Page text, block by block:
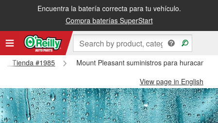
Encuentra la batería correcta para tu vehículo.
Compra baterías SuperStart
Tienda #1985
Mount Pleasant suministros para huracanes
View page in English